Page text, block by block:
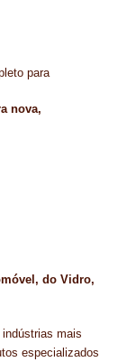
para
nova,
do Vidro,
mais
especializados